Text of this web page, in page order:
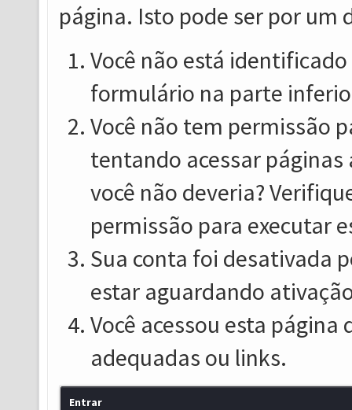
página. Isto pode ser por um
Você não está
formulário na parte
Você não tem permissão
tentando acessar
você não deveria?
permissão para executar
Sua conta foi desativada
estar aguardando
Você acessou esta
adequadas ou links.
Entrar